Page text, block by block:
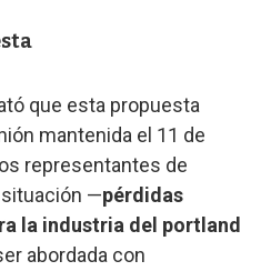
que esta propuesta
mantenida el 11 de
representantes de
situación —pérdidas
la industria del portland
abordada con